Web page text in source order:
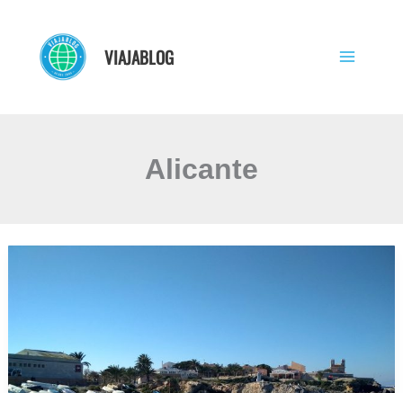
contenido
VIAJABLOG
Alicante